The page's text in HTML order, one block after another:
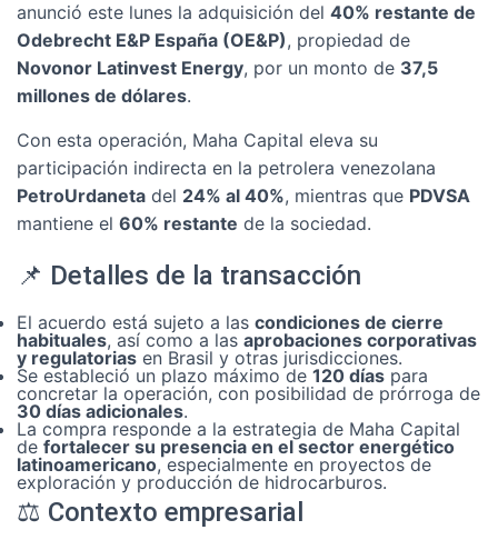
anunció este lunes la adquisición del 40% restante de
Odebrecht E&P España (OE&P), propiedad de
Novonor Latinvest Energy, por un monto de 37,5
millones de dólares.
Con esta operación, Maha Capital eleva su
participación indirecta en la petrolera venezolana
PetroUrdaneta del 24% al 40%, mientras que PDVSA
mantiene el 60% restante de la sociedad.
📌 Detalles de la transacción
El acuerdo está sujeto a las condiciones de cierre
habituales, así como a las aprobaciones corporativas
y regulatorias en Brasil y otras jurisdicciones.
Se estableció un plazo máximo de 120 días para
concretar la operación, con posibilidad de prórroga de
30 días adicionales.
La compra responde a la estrategia de Maha Capital
de fortalecer su presencia en el sector energético
latinoamericano, especialmente en proyectos de
exploración y producción de hidrocarburos.
⚖️ Contexto empresarial